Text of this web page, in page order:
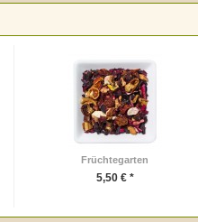
Früchtegarten
5,50 € *